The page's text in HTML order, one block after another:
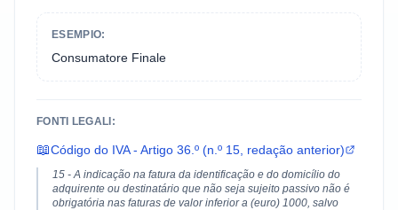
ESEMPIO:
Consumatore Finale
FONTI LEGALI:
📖Código do IVA - Artigo 36.º (n.º 15, redação anterior)
15 - A indicação na fatura da identificação e do domicílio do
adquirente ou destinatário que não seja sujeito passivo não é
obrigatória nas faturas de valor inferior a (euro) 1000, salvo